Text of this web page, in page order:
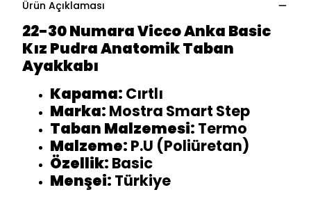
Ürün Açıklaması
22-30 Numara Vicco Anka Basic
Kız Pudra Anatomik Taban
Ayakkabı
Kapama: Cırtlı
Marka: Mostra Smart Step
Taban Malzemesi: Termo
Malzeme: P.U (Poliüretan)
Özellik: Basic
Menşei: Türkiye